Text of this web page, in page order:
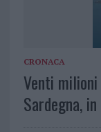
CRONACA
Venti
Sardegna,